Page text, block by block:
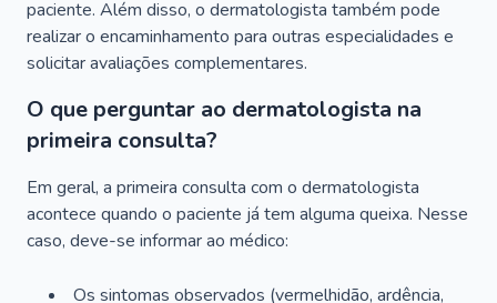
paciente. Além disso, o dermatologista também pode
realizar o encaminhamento para outras especialidades e
solicitar avaliações complementares.
O que perguntar ao dermatologista na
primeira consulta?
Em geral, a primeira consulta com o dermatologista
acontece quando o paciente já tem alguma queixa. Nesse
caso, deve-se informar ao médico:
Os sintomas observados (vermelhidão, ardência,